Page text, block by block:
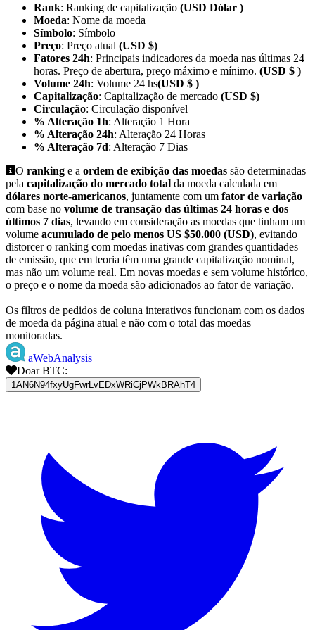
Rank: Ranking de capitalização (USD Dólar )
Moeda: Nome da moeda
Símbolo: Símbolo
Preço: Preço atual (USD $)
Fatores 24h: Principais indicadores da moeda nas últimas 24
horas. Preço de abertura, preço máximo e mínimo. (USD $ )
Volume 24h: Volume 24 hs(USD $ )
Capitalização: Capitalização de mercado (USD $)
Circulação: Circulação disponível
% Alteração 1h: Alteração 1 Hora
% Alteração 24h: Alteração 24 Horas
% Alteração 7d: Alteração 7 Dias
O ranking e a ordem de exibição das moedas são determinadas
pela capitalização do mercado total da moeda calculada em
dólares norte-americanos, juntamente com um fator de variação
com base no volume de transação das últimas 24 horas e dos
últimos 7 dias, levando em consideração as moedas que tinham um
volume acumulado de pelo menos US $50.000 (USD), evitando
distorcer o ranking com moedas inativas com grandes quantidades
de emissão, que em teoria têm uma grande capitalização nominal,
mas não um volume real. Em novas moedas e sem volume histórico,
o preço e o nome da moeda são adicionados ao fator de variação.
Os filtros de pedidos de coluna interativos funcionam com os dados
de moeda da página atual e não com o total das moedas
monitoradas.
aWebAnalysis
Doar BTC:
1AN6N94fxyUgFwrLvEDxWRiCjPWkBRAhT4